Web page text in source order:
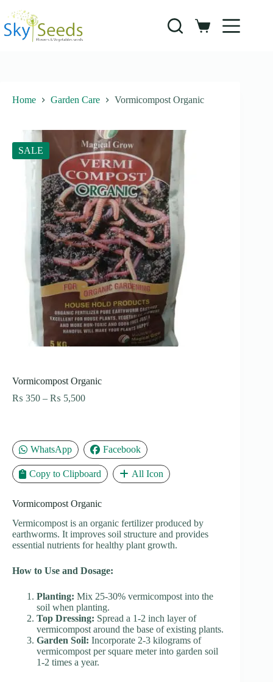
content
Shopping
Home Garden Care Vormicompost Organic
SALE
Vormicompost Organic
₨ 350 – ₨ 5,500Price
₨ 5,500
WhatsApp Facebook
Copy to Clipboard All Icon
Vormicompost Organic
Vermicompost is an organic fertilizer produced by
earthworms. It improves soil structure and provides
essential nutrients for healthy plant growth.
How to Use and Dosage:
Planting: Mix 25-30% vermicompost into the
soil when planting.
Top Dressing: Spread a 1-2 inch layer of
vermicompost around the base of existing plants.
Garden Soil: Incorporate 2-3 kilograms of
vermicompost per square meter into garden soil
1-2 times a year.